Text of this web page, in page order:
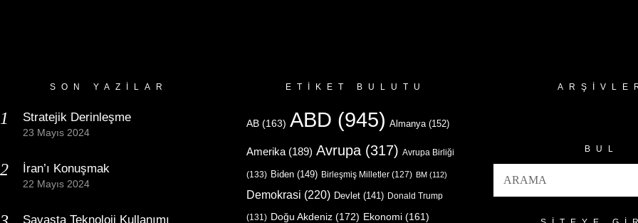
SON YAZILAR
Stratejik Derinleşme
23 Mayıs 2024
İran’ı Konuşmak
22 Mayıs 2024
Savaşta Teknoloji Kullanımı
ETIKET BULUTU
AB (163) ABD (945) Almanya (152)
Amerika (189) Avrupa (317) Avrupa Birliği
(133) Biden (149) Birleşmiş Milletler (127) BM (112)
Demokrasi (220) Devlet (141) Donald Trump
(131) Doğu Akdeniz (172) Ekonomi (161)
BUL